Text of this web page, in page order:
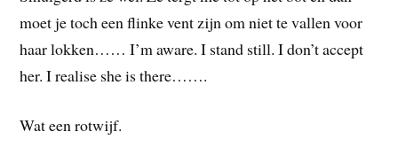
moet je toch een flinke vent zijn om niet te vallen voor
haar lokken…… I’m aware. I stand still. I don’t accept
her. I realise she is there…….
Wat een rotwijf.